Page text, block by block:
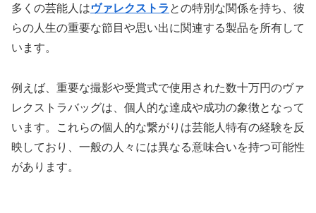
多くの芸能人はヴァレクストラ との特別な関係を持ち、彼
らの人生の重要な節目や思い出に関連する製品を所有して
います。
例えば、重要な撮影や受賞式で使用された数十万円のヴァ
レクストラバッグは、個人的な達成や成功の象徴となって
います。これらの個人的な繋がりは芸能人特有の経験を反
映しており、一般の人々には異なる意味合いを持つ可能性
があります。